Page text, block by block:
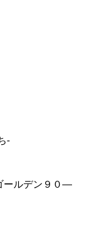
-
ールデン９０―